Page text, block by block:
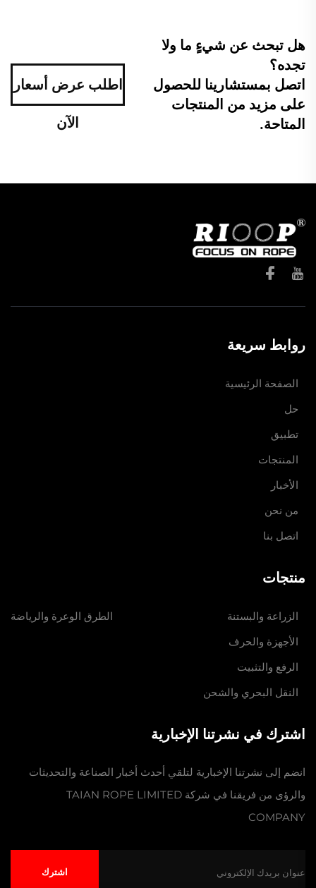
هل تبحث عن شيءٍ ما ولا
تجده؟
اتصل بمستشارينا للحصول
على مزيد من المنتجات
المتاحة.
اطلب عرض أسعار
الآن
روابط سريعة
الصفحة الرئيسية
حل
تطبيق
المنتجات
الأخبار
من نحن
اتصل بنا
منتجات
الزراعة والبستنة
الأجهزة والحرف
الرفع والتثبيت
النقل البحري والشحن
الطرق الوعرة والرياضة
اشترك في نشرتنا الإخبارية
انضم إلى نشرتنا الإخبارية لتلقي أحدث أخبار الصناعة والتحديثات
والرؤى من فريقنا في شركة TAIAN ROPE LIMITED
COMPANY
اشترك